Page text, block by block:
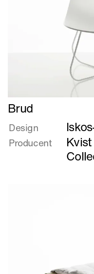
Læs
mere
om
Brud
Brud
Design
Producent